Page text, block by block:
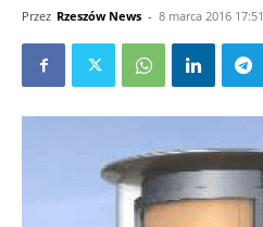
Przez Rzeszów News - 8 marca 2016 17:51